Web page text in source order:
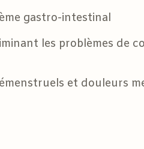
gastro-intestinal
les problèmes de
et douleurs